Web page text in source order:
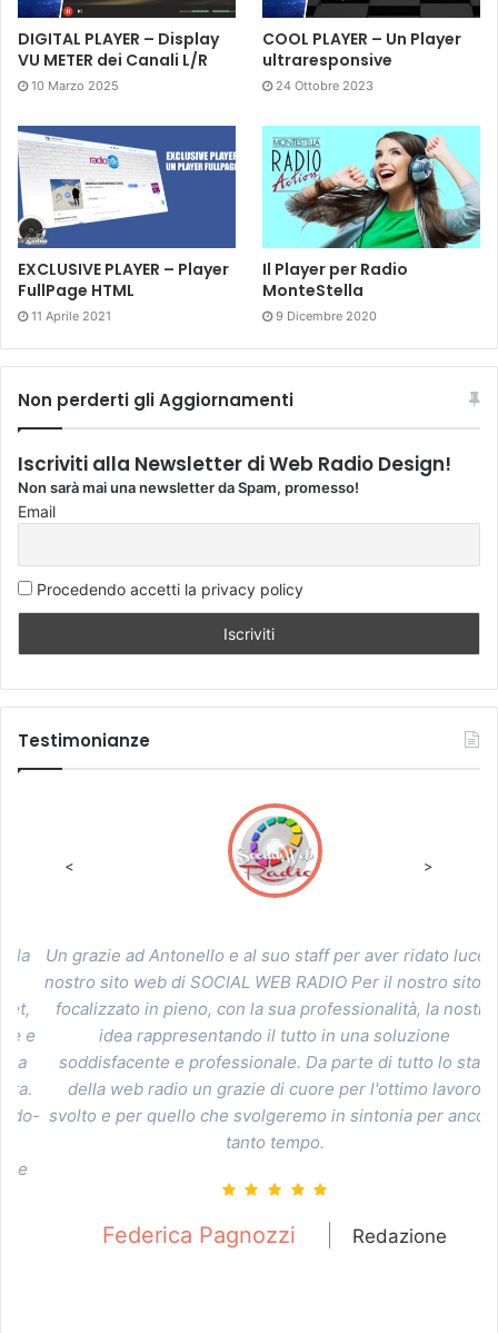
DIGITAL PLAYER – Display
VU METER dei Canali L/R
10 Marzo 2025
COOL PLAYER – Un Player
ultraresponsive
24 Ottobre 2023
EXCLUSIVE PLAYER – Player
FullPage HTML
11 Aprile 2021
Il Player per Radio
MonteStella
9 Dicembre 2020
Non perderti gli Aggiornamenti
Iscriviti alla Newsletter di Web Radio Design!
Non sarà mai una newsletter da Spam, promesso!
Email
Procedendo accetti la privacy policy
Testimonianze
Un grazie ad Antonello e al suo staff per aver ridato luce al
nostro sito web di SOCIAL WEB RADIO Per il nostro sito ha
focalizzato in pieno, con la sua professionalità, la nostra
idea rappresentando il tutto in una soluzione
soddisfacente e professionale. Da parte di tutto lo staff
della web radio un grazie di cuore per l'ottimo lavoro
svolto e per quello che svolgeremo in sintonia per ancora
tanto tempo.
Federica Pagnozzi Redazione
< >